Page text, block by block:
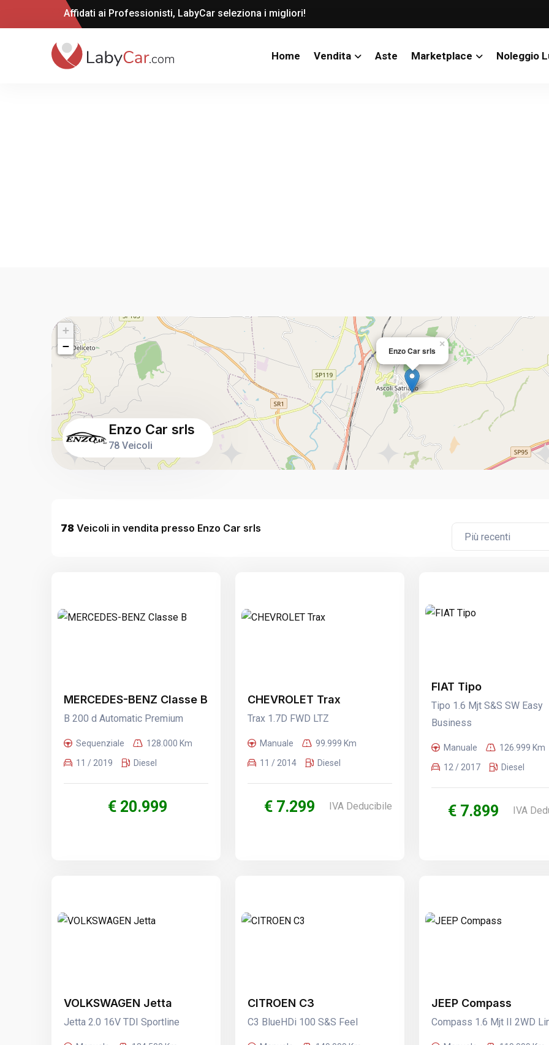
Affidati ai Professionisti, LabyCar seleziona i migliori!
Home Vendita Aste Marketplace Noleggio
Enzo Car srls
×
+
−
Enzo Car srls
78 Veicoli
78 Veicoli in vendita presso Enzo Car srls
Più recenti
MERCEDES-BENZ Classe B
B 200 d Automatic Premium
Sequenziale
128.000 Km
11 / 2019
Diesel
€ 20.999
CHEVROLET Trax
Trax 1.7D FWD LTZ
Manuale
99.999 Km
11 / 2014
Diesel
€ 7.299 IVA Deducibile
FIAT Tipo
Tipo 1.6 Mjt S&S SW Easy
Business
Manuale
126.999 Km
12 / 2017
Diesel
€ 7.899 IVA
VOLKSWAGEN Jetta
Jetta 2.0 16V TDI Sportline
CITROEN C3
C3 BlueHDi 100 S&S Feel
JEEP Compass
Compass 1.6 Mjt II 2WD